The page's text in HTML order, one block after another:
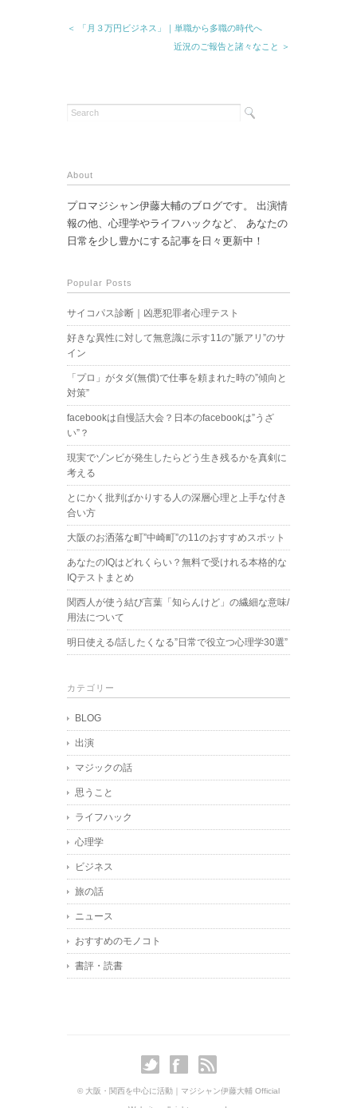
＜ 「月３万円ビジネス」｜単職から多職の時代へ
近況のご報告と諸々なこと ＞
About
プロマジシャン伊藤大輔のブログです。 出演情
報の他、心理学やライフハックなど、 あなたの
日常を少し豊かにする記事を日々更新中！
Popular Posts
サイコパス診断｜凶悪犯罪者心理テスト
好きな異性に対して無意識に示す11の”脈アリ”のサ
イン
「プロ」がタダ(無償)で仕事を頼まれた時の”傾向と
対策”
facebookは自慢話大会？日本のfacebookは”うざ
い”？
現実でゾンビが発生したらどう生き残るかを真剣に
考える
とにかく批判ばかりする人の深層心理と上手な付き
合い方
大阪のお洒落な町”中崎町”の11のおすすめスポット
あなたのIQはどれくらい？無料で受けれる本格的な
IQテストまとめ
関西人が使う結び言葉「知らんけど」の繊細な意味/
用法について
明日使える/話したくなる”日常で役立つ心理学30選”
カテゴリー
BLOG
出演
マジックの話
思うこと
ライフハック
心理学
ビジネス
旅の話
ニュース
おすすめのモノコト
書評・読書
© 大阪・関西を中心に活動｜マジシャン伊藤大輔 Official